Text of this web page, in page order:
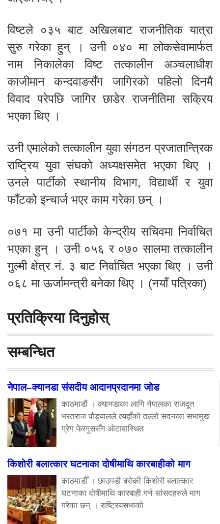
विष्टले ०३५ बाट अखिलबाट राजनीतिक यात्रा
सुरु गरेका हुन् । उनी ०४० मा लोकसेवामार्फत
नाम निकालेका विष्ट तत्कालीन अञ्चलाधीश
काजीमान कन्दवाङसँग जागिरको पहिलो दिनमै
विवाद परेपछि जागिर छाडेर राजनीतिमा सक्रिय
भएका थिए ।
उनी एमालेको तत्कालीन युवा संगठन प्रजातान्त्रिक
राष्ट्रिय युवा संघको अध्यक्षसमेत भएका थिए ।
उनले पार्टीको स्थानीय विभाग, विद्यार्थी र युवा
फाँटको इन्चार्ज भएर काम गरेका छन् ।
०७१ मा उनी पार्टीको केन्द्रीय सचिवमा निर्वाचित
भएका हुन् । उनी ०५६ र ०७० सालमा तत्कालीन
गुल्मी क्षेत्र नं. ३ बाट निर्वाचित भएका थिए । उनी
०६८ मा ऊर्जामन्त्री बनेका थिए । (नयाँ पत्रिका)
प्रतिक्रिया दिनुहोस्
सम्बन्धित
नेपाल–क्यानडा संसदीय आदानप्रदानमा जोड
काठमाडौं । क्यानडाका लागि नेपालका राजदूत
भरतराज पौड्यालले त्यहाँको तल्लो सदनका सभामुख
ग्रेग फेरगुससँग ओटावास्थित
किशोरी बलात्कार घटनाका दोषीमाथि कारबाहीको माग
काठमाडौँ । छाउपडी बसेकी किशोरी बलात्कार
घटनाका दोषीमाथि कारबाही गर्न सांसदहरुले माग
गरेका छन् । राष्ट्रियसभाको